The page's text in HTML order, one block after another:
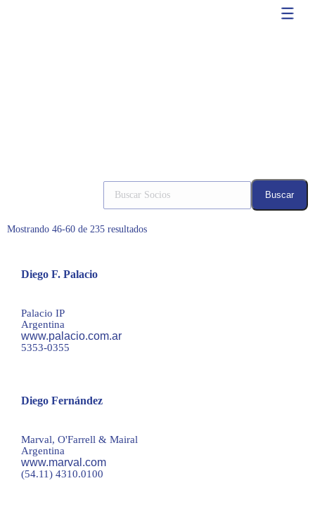
Mostrando 46-60 de 235 resultados
Diego F. Palacio
Palacio IP
Argentina
www.palacio.com.ar
5353-0355
Diego Fernández
Marval, O'Farrell & Mairal
Argentina
www.marval.com
(54.11) 4310.0100